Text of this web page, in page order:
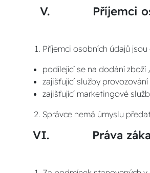
V. Příjemci
Příjemci osobních údajů
podílející se na dodání
zajišťující služby
zajišťující marketingové
Správce nemá úmyslu
VI. Práva